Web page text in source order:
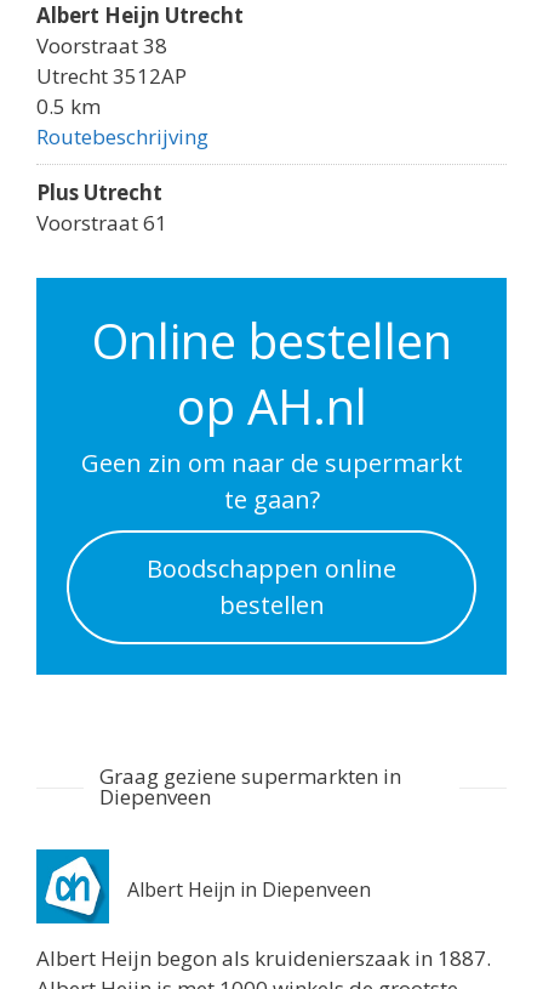
Albert Heijn Utrecht
Voorstraat 38
Utrecht 3512AP
0.5 km
Routebeschrijving
Plus Utrecht
Voorstraat 61
0.5 km
Godebaldkwartier 149
Utrecht 3511DP
0.6 km
Albert Heijn Utrecht
Nachtegaalstraat 55
Utrecht 3581AD
0.7 km
Routebeschrijving
Utrecht 3511CE
Routebeschrijving
Albert Heijn Utrecht
Twijnstraat 8
Utrecht 3511ZK
Online bestellen
op AH.nl
Geen zin om naar de supermarkt
te gaan?
Boodschappen online
bestellen
Graag geziene supermarkten in
Diepenveen
Albert Heijn in Diepenveen
Albert Heijn begon als kruidenierszaak in 1887.